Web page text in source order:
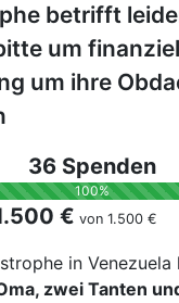
betrifft
um
um ihre
36 Spenden
100%
€ von 1.500 €
in Venezuela
zwei Tanten